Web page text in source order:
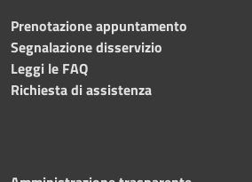
Prenotazione appuntamento
Segnalazione disservizio
Leggi le FAQ
Richiesta di assistenza